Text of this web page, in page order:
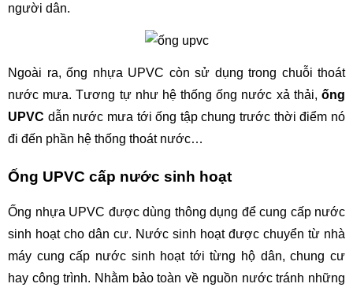
người dân.
Ngoài ra, ống nhựa UPVC còn sử dụng trong chuỗi thoát
nước mưa. Tương tự như hệ thống ống nước xả thải, ống
UPVC dẫn nước mưa tới ống tập chung trước thời điểm nó
đi đến phần hệ thống thoát nước…
Ống UPVC cấp nước sinh hoạt
Ống nhựa UPVC được dùng thông dụng để cung cấp nước
sinh hoạt cho dân cư. Nước sinh hoạt được chuyển từ nhà
máy cung cấp nước sinh hoạt tới từng hộ dân, chung cư
hay công trình. Nhằm bảo toàn về nguồn nước tránh những